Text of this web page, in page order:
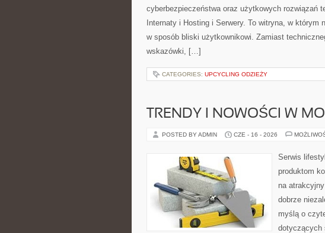
cyberbezpieczeństwa oraz użytkowych rozwiązań
Internaty i Hosting i Serwery. To witryna, w
w sposób bliski użytkownikowi. Zamiast
wskazówki, […]
CATEGORIES: UPCYCLING ODZIEŻY
TRENDY I NOWOŚCI W
POSTED BY ADMIN CZE - 16 - 2026
Serwis
produktom
na
dobrze
myślą o
dotyczących